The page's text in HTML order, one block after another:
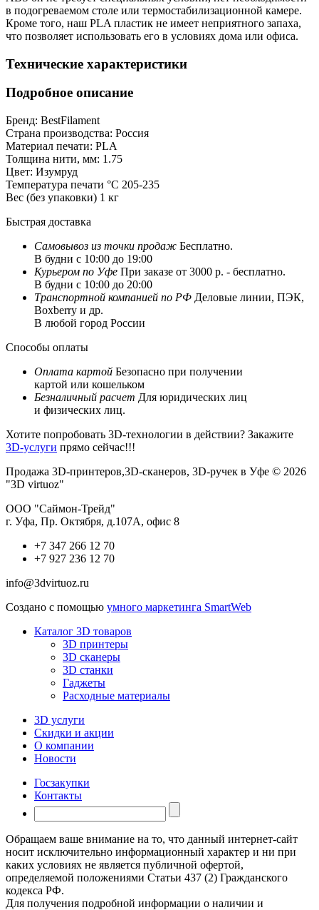
в подогреваемом столе или термостабилизационной камере.
Кроме того, наш PLA пластик не имеет неприятного запаха,
что позволяет использовать его в условиях дома или офиса.
Технические характеристики
Подробное описание
Бренд: BestFilament
Страна производства: Россия
Материал печати: PLA
Толщина нити, мм: 1.75
Цвет: Изумруд
Температура печати °C 205-235
Вес (без упаковки) 1 кг
Быстрая доставка
Самовывоз из точки продаж Бесплатно.
В будни с 10:00 до 19:00
Курьером по Уфе При заказе от 3000 р. - бесплатно.
В будни с 10:00 до 20:00
Транспортной компанией по РФ Деловые линии, ПЭК,
Boxberry и др.
В любой город России
Способы оплаты
Оплата картой Безопасно при получении
картой или кошельком
Безналичный расчет Для юридических лиц
и физических лиц.
Хотите попробовать 3D-технологии в действии? Закажите
3D-услуги прямо сейчас!!!
Продажа 3D-принтеров,3D-сканеров, 3D-ручек в Уфе © 2026
"3D virtuoz"
ООО "Саймон-Трейд"
г. Уфа, Пр. Октября, д.107А, офис 8
+7 347 266 12 70
+7 927 236 12 70
info@3dvirtuoz.ru
Создано с помощью умного маркетинга SmartWeb
Каталог 3D товаров
3D принтеры
3D сканеры
3D станки
Гаджеты
Расходные материалы
3D услуги
Скидки и акции
О компании
Новости
Госзакупки
Контакты
Обращаем ваше внимание на то, что данный интернет-сайт
носит исключительно информационный характер и ни при
каких условиях не является публичной офертой,
определяемой положениями Статьи 437 (2) Гражданского
кодекса РФ.
Для получения подробной информации о наличии и